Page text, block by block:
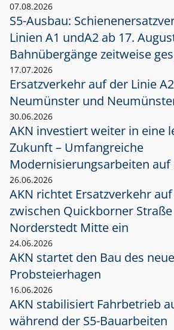
07.08.2026
S5-Ausbau:
Linien A1 undA2 ab 17.
Bahnübergänge zeitweise
17.07.2026
Ersatzverkehr auf der Linie
Neumünster und
30.06.2026
AKN investiert weiter in eine
Zukunft – Umfangreiche
Modernisierungsarbeiten auf
26.06.2026
AKN richtet Ersatzverkehr
zwischen Quickborner
Norderstedt Mitte ein
24.06.2026
AKN startet den Bau des
Probsteierhagen
16.06.2026
AKN stabilisiert Fahrbetrieb
während der S5-Bauarbeiten